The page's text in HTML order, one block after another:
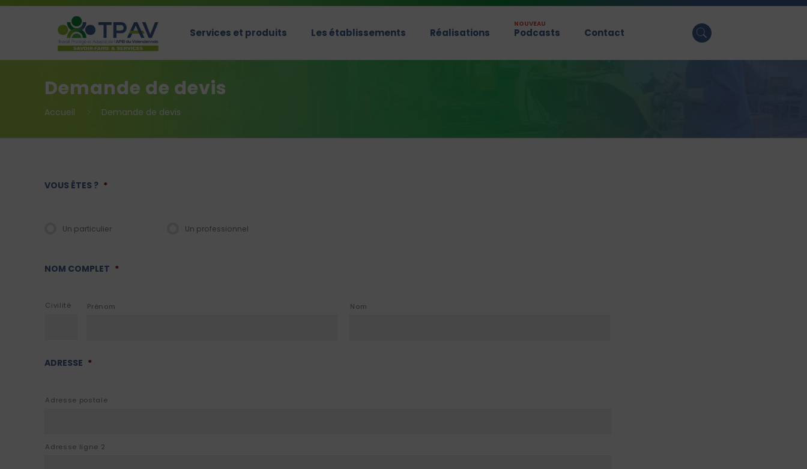
Services et produits Les établissements Réalisations Podcasts
NOUVEAU
Contact
Demande de devis
Accueil Demande de devis
VOUS ÊTES ? *
Un particulier Un professionnel
NOM COMPLET *
Civilité Prénom Nom
ADRESSE *
Adresse postale
Adresse ligne 2